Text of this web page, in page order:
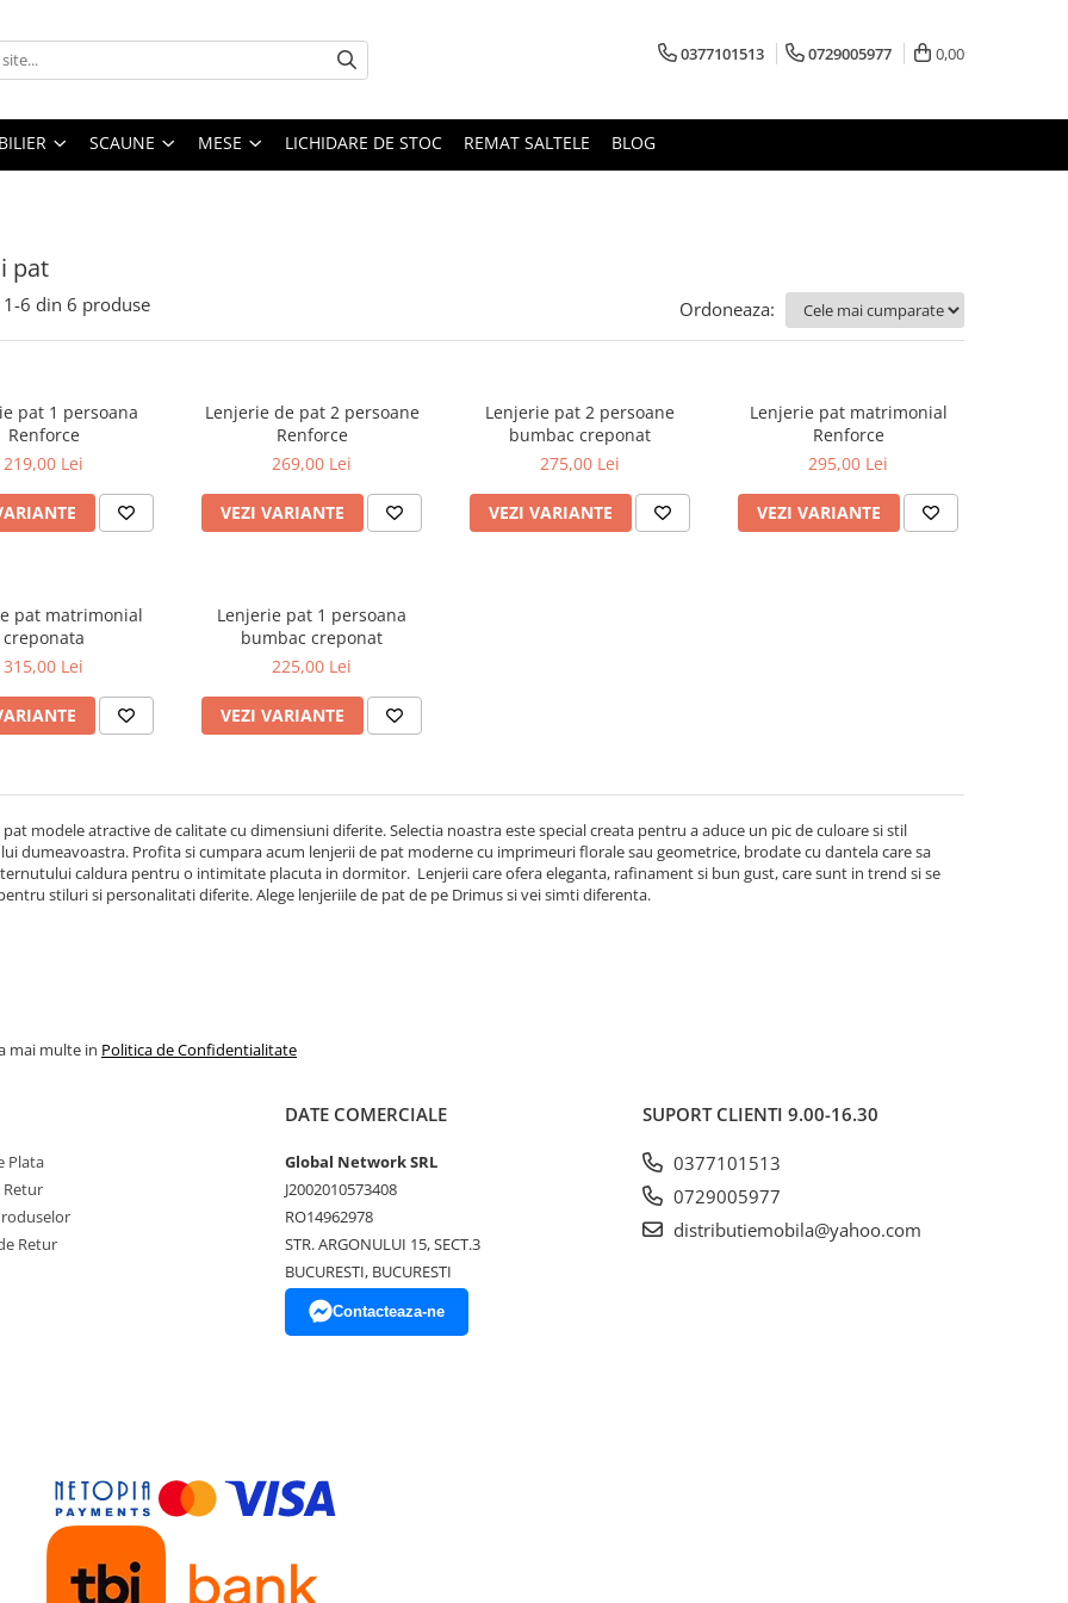
0377101513 0729005977 0,00
SCAUNE MESE LICHIDARE DE STOC REMAT SALTELE BLOG
pat
1-6 din 6 produse Ordoneaza:
pat 1 persoana
Renforce
219,00 Lei
Lenjerie de pat 2 persoane
Renforce
269,00 Lei
VEZI VARIANTE
Lenjerie pat 2 persoane
bumbac creponat
275,00 Lei
VEZI VARIANTE
Lenjerie pat matrimonial
Renforce
295,00 Lei
VEZI VARIANTE
pat matrimonial
creponata
315,00 Lei
Lenjerie pat 1 persoana
bumbac creponat
225,00 Lei
VEZI VARIANTE
pat modele atractive de calitate cu dimensiuni diferite. Selectia noastra este special creata pentru a aduce un pic de culoare si stil
dumeavoastra. Profita si cumpara acum lenjerii de pat moderne cu imprimeuri florale sau geometrice, brodate cu dantela care sa
caldura pentru o intimitate placuta in dormitor. Lenjerii care ofera eleganta, rafinament si bun gust, care sunt in trend si se
stiluri si personalitati diferite. Alege lenjeriile de pat de pe Drimus si vei simti diferenta.
mai multe in Politica de Confidentialitate
Plata
Retur
Retur
DATE COMERCIALE
Global Network SRL
J2002010573408
RO14962978
STR. ARGONULUI 15, SECT.3
BUCURESTI, BUCURESTI
Contacteaza-ne
SUPORT CLIENTI 9.00-16.30
0377101513
0729005977
distributiemobila@yahoo.com